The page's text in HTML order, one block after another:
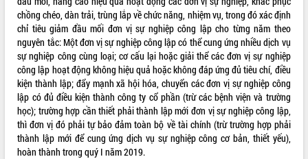
VIDEO
Không có file video nào để phát.
ALBUM ẢNH
chồng chéo, dàn trải, trùng lắp về chức năng, nhiệm vụ, trong đó xác định
chỉ tiêu giảm đầu mối đơn vị sự nghiệp công lập cho từng năm theo
nguyên tắc: Một đơn vị sự nghiệp công lập có thể cung ứng nhiều dịch vụ
sự nghiệp công cùng loại; cơ cấu lại hoặc giải thể các đơn vị sự nghiệp
công lập hoạt động không hiệu quả hoặc không đáp ứng đủ tiêu chí, điều
kiện thành lập; đẩy mạnh xã hội hóa, chuyển các đơn vị sự nghiệp công
lập có đủ điều kiện thành công ty cổ phần (trừ các bệnh viện và trường
học); trường hợp cần thiết phải thành lập mới đơn vị sự nghiệp công lập,
thì đơn vị đó phải tự bảo đảm toàn bộ về tài chính (trừ trường hợp phải
thành lập mới để cung ứng dịch vụ sự nghiệp công cơ bản, thiết yếu),
hoàn thành trong quý I năm 2019.